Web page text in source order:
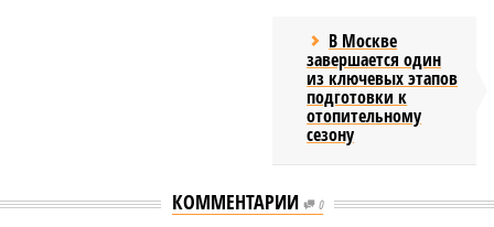
В Москве
завершается один
из ключевых этапов
подготовки к
отопительному
сезону
КОММЕНТАРИИ 0